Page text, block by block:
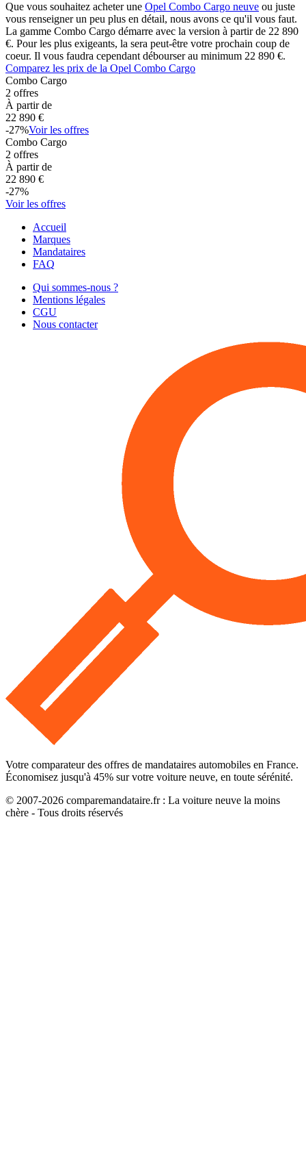
Que vous souhaitez acheter une Opel Combo Cargo neuve ou juste
vous renseigner un peu plus en détail, nous avons ce qu'il vous faut.
La gamme Combo Cargo démarre avec la version à partir de 22 890
€. Pour les plus exigeants, la sera peut-être votre prochain coup de
coeur. Il vous faudra cependant débourser au minimum 22 890 €.
Comparez les prix de la Opel Combo Cargo
Combo Cargo
2 offres
À partir de
22 890 €
-27%Voir les offres
Combo Cargo
2 offres
À partir de
22 890 €
-27%
Voir les offres
Accueil
Marques
Mandataires
FAQ
Qui sommes-nous ?
Mentions légales
CGU
Nous contacter
Votre comparateur des offres de mandataires automobiles en France.
Économisez jusqu'à 45% sur votre voiture neuve, en toute sérénité.
© 2007-2026 comparemandataire.fr : La voiture neuve la moins
chère - Tous droits réservés